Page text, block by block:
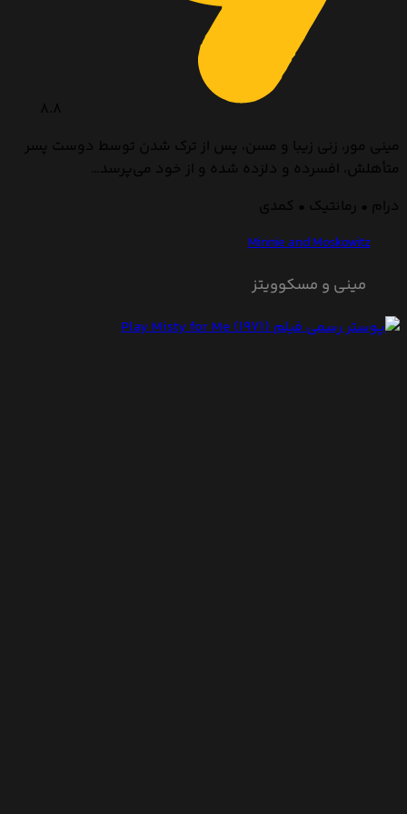
8.8
مینی مور، زنی زیبا و مسن، پس از ترک شدن توسط دوست پسر
متأهلش، افسرده و دلزده شده و از خود می‌پرسد…
درام • رمانتیک • کمدی
Minnie and Moskowitz
مینی و مسکوویتز